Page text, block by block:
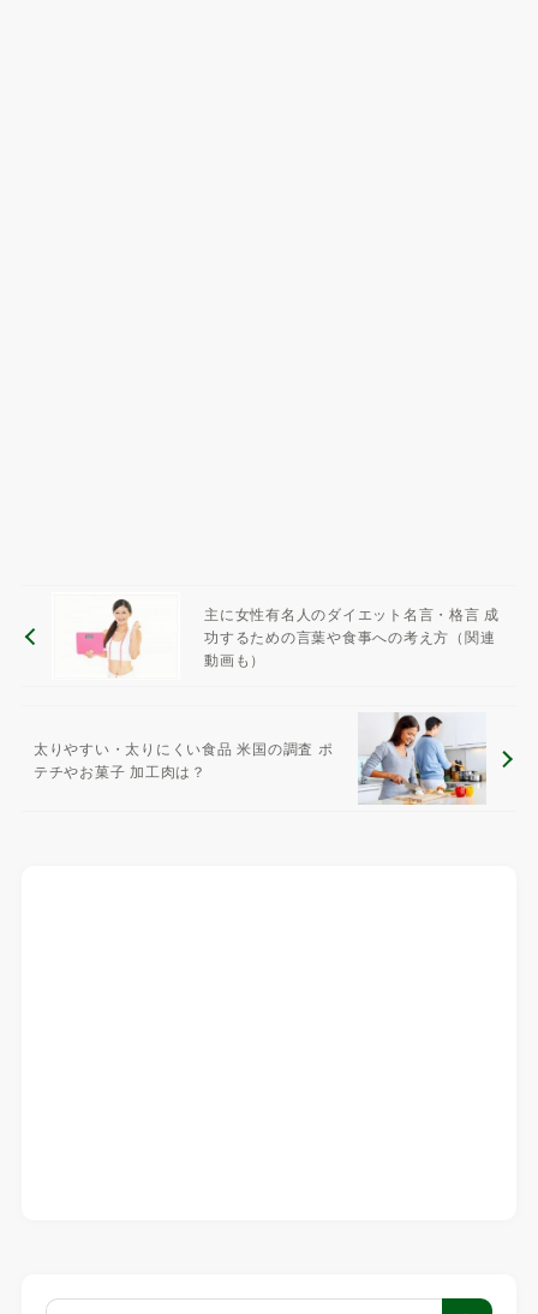
主に女性有名人のダイエット名言・格言 成
功するための言葉や食事への考え方（関連
動画も）
太りやすい・太りにくい食品 米国の調査 ポ
テチやお菓子 加工肉は？